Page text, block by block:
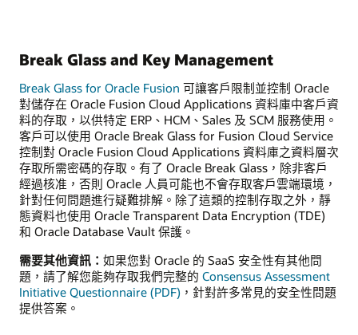
Break Glass and Key Management
Break Glass for Oracle Fusion 可讓客戶限制並控制 Oracle
對儲存在 Oracle Fusion Cloud Applications 資料庫中客戶資
料的存取，以供特定 ERP、HCM、Sales 及 SCM 服務使用。
客戶可以使用 Oracle Break Glass for Fusion Cloud Service
控制對 Oracle Fusion Cloud Applications 資料庫之資料層次
存取所需密碼的存取。有了 Oracle Break Glass，除非客戶
經過核准，否則 Oracle 人員可能也不會存取客戶雲端環境，
針對任何問題進行疑難排解。除了這類的控制存取之外，靜
態資料也使用 Oracle Transparent Data Encryption (TDE)
和 Oracle Database Vault 保護。
需要其他資訊： 如果您對 Oracle 的 SaaS 安全性有其他問
題，請了解您能夠存取我們完整的 Consensus Assessment
Initiative Questionnaire (PDF) ，針對許多常見的安全性問題
提供答案。